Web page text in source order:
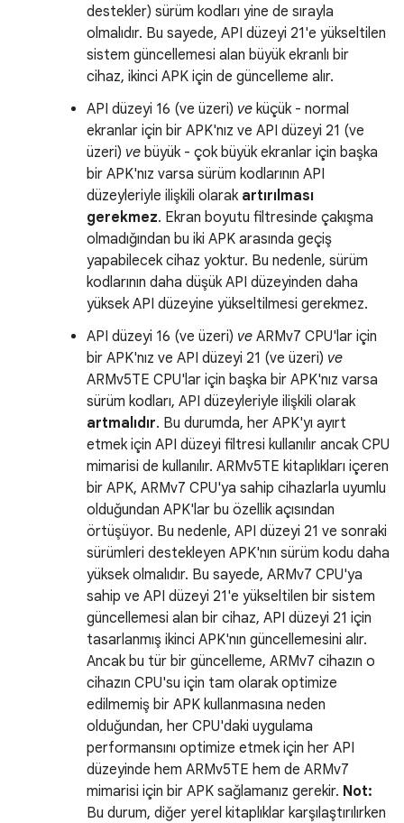
destekler) sürüm kodları yine de sırayla
olmalıdır. Bu sayede, API düzeyi 21'e yükseltilen
sistem güncellemesi alan büyük ekranlı bir
cihaz, ikinci APK için de güncelleme alır.
API düzeyi 16 (ve üzeri) ve küçük - normal
ekranlar için bir APK'nız ve API düzeyi 21 (ve
üzeri) ve büyük - çok büyük ekranlar için başka
bir APK'nız varsa sürüm kodlarının API
düzeyleriyle ilişkili olarak artırılması
gerekmez. Ekran boyutu filtresinde çakışma
olmadığından bu iki APK arasında geçiş
yapabilecek cihaz yoktur. Bu nedenle, sürüm
kodlarının daha düşük API düzeyinden daha
yüksek API düzeyine yükseltilmesi gerekmez.
API düzeyi 16 (ve üzeri) ve ARMv7 CPU'lar için
bir APK'nız ve API düzeyi 21 (ve üzeri) ve
ARMv5TE CPU'lar için başka bir APK'nız varsa
sürüm kodları, API düzeyleriyle ilişkili olarak
artmalıdır. Bu durumda, her APK'yı ayırt
etmek için API düzeyi filtresi kullanılır ancak CPU
mimarisi de kullanılır. ARMv5TE kitaplıkları içeren
bir APK, ARMv7 CPU'ya sahip cihazlarla uyumlu
olduğundan APK'lar bu özellik açısından
örtüşüyor. Bu nedenle, API düzeyi 21 ve sonraki
sürümleri destekleyen APK'nın sürüm kodu daha
yüksek olmalıdır. Bu sayede, ARMv7 CPU'ya
sahip ve API düzeyi 21'e yükseltilen bir sistem
güncellemesi alan bir cihaz, API düzeyi 21 için
tasarlanmış ikinci APK'nın güncellemesini alır.
Ancak bu tür bir güncelleme, ARMv7 cihazın o
cihazın CPU'su için tam olarak optimize
edilmemiş bir APK kullanmasına neden
olduğundan, her CPU'daki uygulama
performansını optimize etmek için her API
düzeyinde hem ARMv5TE hem de ARMv7
mimarisi için bir APK sağlamanız gerekir. Not:
Bu durum, diğer yerel kitaplıklar karşılaştırılırken